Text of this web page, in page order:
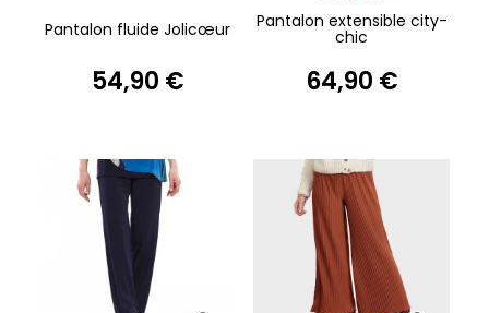
Pantalon fluide Jolicœur
54,90 €
Pantalon extensible city-
chic
64,90 €